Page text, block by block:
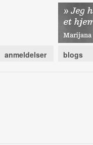
anmeldelser blogs